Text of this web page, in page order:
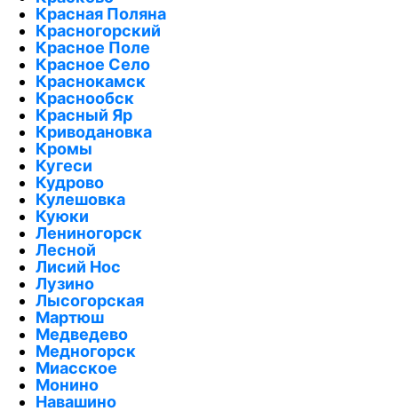
Красная Поляна
Красногорский
Красное Поле
Красное Село
Краснокамск
Краснообск
Красный Яр
Криводановка
Кромы
Кугеси
Кудрово
Кулешовка
Куюки
Лениногорск
Лесной
Лисий Нос
Лузино
Лысогорская
Мартюш
Медведево
Медногорск
Миасское
Монино
Навашино